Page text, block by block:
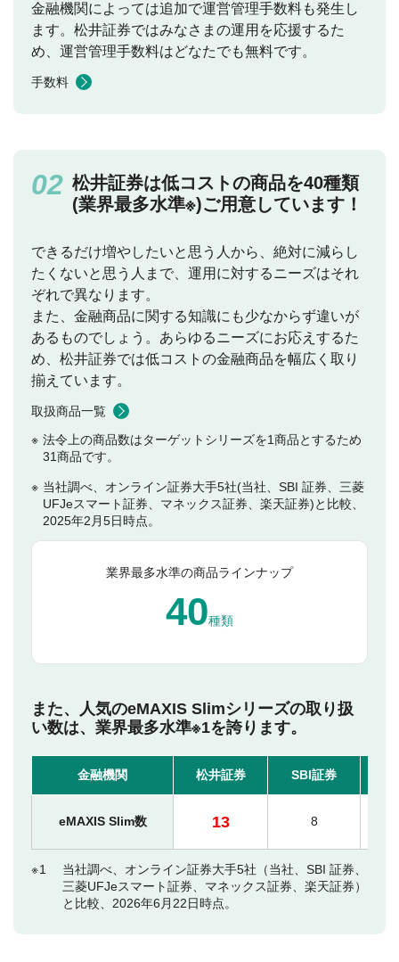
金融機関によっては追加で運営管理手数料も発生し
ます。松井証券ではみなさまの運用を応援するた
め、運営管理手数料はどなたでも無料です。
手数料
松井証券は低コストの商品を40種類
(業界最多水準※)ご用意しています！
できるだけ増やしたいと思う人から、絶対に減らし
たくないと思う人まで、運用に対するニーズはそれ
ぞれで異なります。
また、金融商品に関する知識にも少なからず違いが
あるものでしょう。あらゆるニーズにお応えするた
め、松井証券では低コストの金融商品を幅広く取り
揃えています。
取扱商品一覧
法令上の商品数はターゲットシリーズを1商品とするため
31商品です。
当社調べ、オンライン証券大手5社(当社、SBI 証券、三菱
UFJeスマート証券、マネックス証券、楽天証券)と比較、
2025年2月5日時点。
業界最多水準の商品ラインナップ
40種類
また、人気のeMAXIS Slimシリーズの取り扱
い数は、業界最多水準※1を誇ります。
金融機関 松井証券 SBI証券
eMAXIS Slim数 13 8
1
当社調べ、オンライン証券大手5社（当社、SBI 証券、
三菱UFJeスマート証券、マネックス証券、楽天証券）
と比較、2026年6月22日時点。